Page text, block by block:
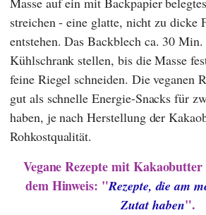
streichen - eine glatte, nicht zu dicke
entstehen. Das Backblech ca. 30
Kühlschrank stellen, bis die Masse
feine Riegel schneiden. Die veganen
gut als schnelle Energie-Snacks für
haben, je nach Herstellung der
Rohkostqualität.
Vegane Rezepte mit
dem Hinweis: "Rezepte, die am
Zutat haben".